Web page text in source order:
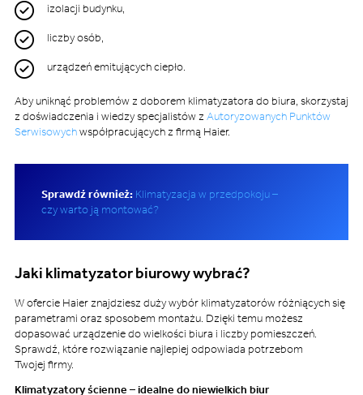
izolacji budynku,
liczby osób,
urządzeń emitujących ciepło.
Aby uniknąć problemów z doborem klimatyzatora do biura, skorzystaj
z doświadczenia i wiedzy specjalistów z Autoryzowanych Punktów
Serwisowychwspółpracujących z firmą Haier.
Sprawdź również: Klimatyzacja w przedpokoju –
czy warto ją montować?
Jaki klimatyzator biurowy wybrać?
W ofercie Haier znajdziesz duży wybór klimatyzatorów różniących się
parametrami oraz sposobem montażu. Dzięki temu możesz
dopasować urządzenie do wielkości biura i liczby pomieszczeń.
Sprawdź, które rozwiązanie najlepiej odpowiada potrzebom
Twojej firmy.
Klimatyzatory ścienne – idealne do niewielkich biur